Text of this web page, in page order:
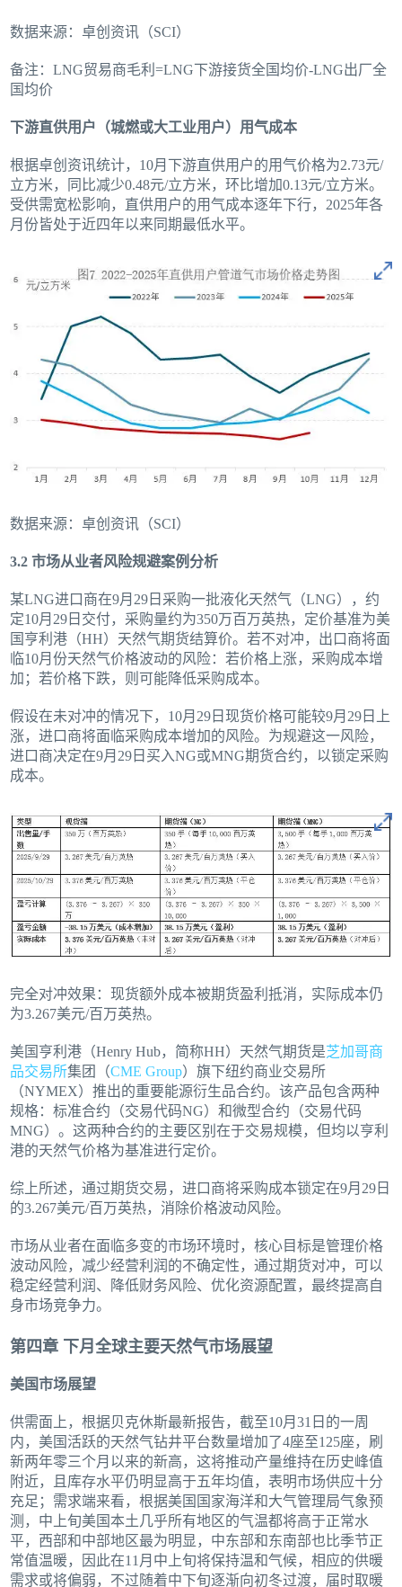
数据来源：卓创资讯（SCI）
备注：LNG贸易商毛利=LNG下游接货全国均价-LNG出厂全
国均价
下游直供用户（城燃或大工业用户）用气成本
根据卓创资讯统计，10月下游直供用户的用气价格为2.73元/
立方米，同比减少0.48元/立方米，环比增加0.13元/立方米。
受供需宽松影响，直供用户的用气成本逐年下行，2025年各
月份皆处于近四年以来同期最低水平。
数据来源：卓创资讯（SCI）
3.2 市场从业者风险规避案例分析
某LNG进口商在9月29日采购一批液化天然气（LNG），约
定10月29日交付，采购量约为350万百万英热，定价基准为美
国亨利港（HH）天然气期货结算价。若不对冲，出口商将面
临10月份天然气价格波动的风险：若价格上涨，采购成本增
加；若价格下跌，则可能降低采购成本。
假设在未对冲的情况下，10月29日现货价格可能较9月29日上
涨，进口商将面临采购成本增加的风险。为规避这一风险，
进口商决定在9月29日买入NG或MNG期货合约，以锁定采购
成本。
完全对冲效果：现货额外成本被期货盈利抵消，实际成本仍
为3.267美元/百万英热。
美国亨利港（Henry Hub，简称HH）天然气期货是芝加哥商
品交易所集团（CME Group）旗下纽约商业交易所
（NYMEX）推出的重要能源衍生品合约。该产品包含两种
规格：标准合约（交易代码NG）和微型合约（交易代码
MNG）。这两种合约的主要区别在于交易规模，但均以亨利
港的天然气价格为基准进行定价。
综上所述，通过期货交易，进口商将采购成本锁定在9月29日
的3.267美元/百万英热，消除价格波动风险。
市场从业者在面临多变的市场环境时，核心目标是管理价格
波动风险，减少经营利润的不确定性，通过期货对冲，可以
稳定经营利润、降低财务风险、优化资源配置，最终提高自
身市场竞争力。
第四章 下月全球主要天然气市场展望
美国市场展望
供需面上，根据贝克休斯最新报告，截至10月31日的一周
内，美国活跃的天然气钻井平台数量增加了4座至125座，刷
新两年零三个月以来的新高，这将推动产量维持在历史峰值
附近，且库存水平仍明显高于五年均值，表明市场供应十分
充足；需求端来看，根据美国国家海洋和大气管理局气象预
测，中上旬美国本土几乎所有地区的气温都将高于正常水
平，西部和中部地区最为明显，中东部和东南部也比季节正
常值温暖，因此在11月中上旬将保持温和气候，相应的供暖
需求或将偏弱，不过随着中下旬逐渐向初冬过渡，届时取暖